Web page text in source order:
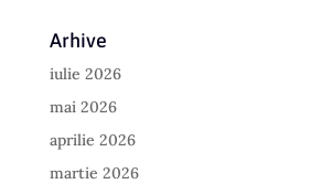
Arhive
iulie 2026
mai 2026
aprilie 2026
martie 2026